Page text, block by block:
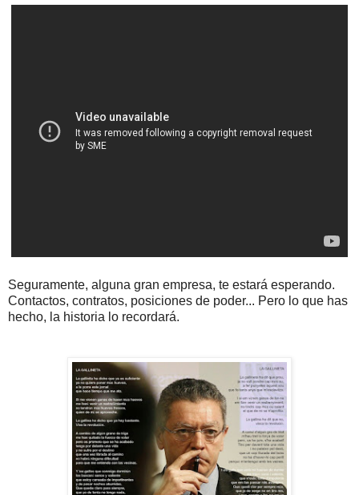
Seguramente, alguna gran empresa, te estará esperando.
Contactos, contratos, posiciones de poder... Pero lo que has
hecho, la historia lo recordará.